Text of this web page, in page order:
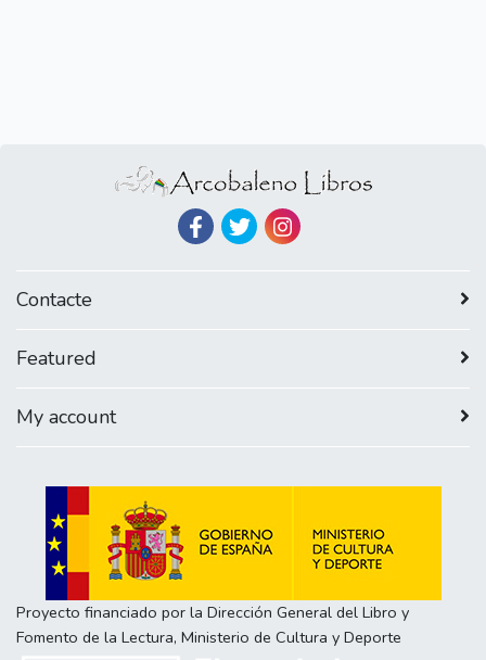
Contacte
Featured
My account
Proyecto financiado por la Dirección General del Libro y
Fomento de la Lectura, Ministerio de Cultura y Deporte